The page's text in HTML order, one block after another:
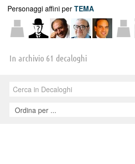
Personaggi affini per TEMA
In archivio 61 decaloghi